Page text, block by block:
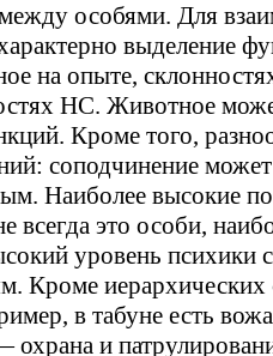
особями. Для
выделение
на опыте,
НС. Животное
Кроме того,
соподчинение
Наиболее высокие
всегда это особи,
уровень психики
Кроме
в табуне есть
и